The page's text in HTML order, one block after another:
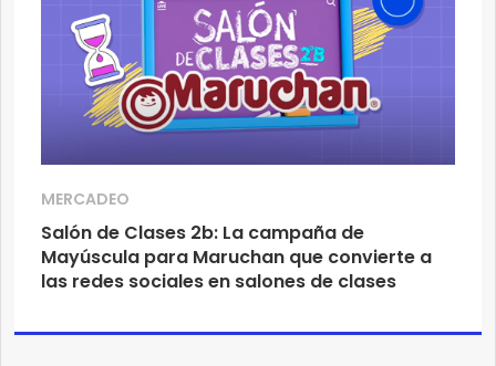
MERCADEO
Salón de Clases 2b: La campaña de
Mayúscula para Maruchan que convierte a
las redes sociales en salones de clases